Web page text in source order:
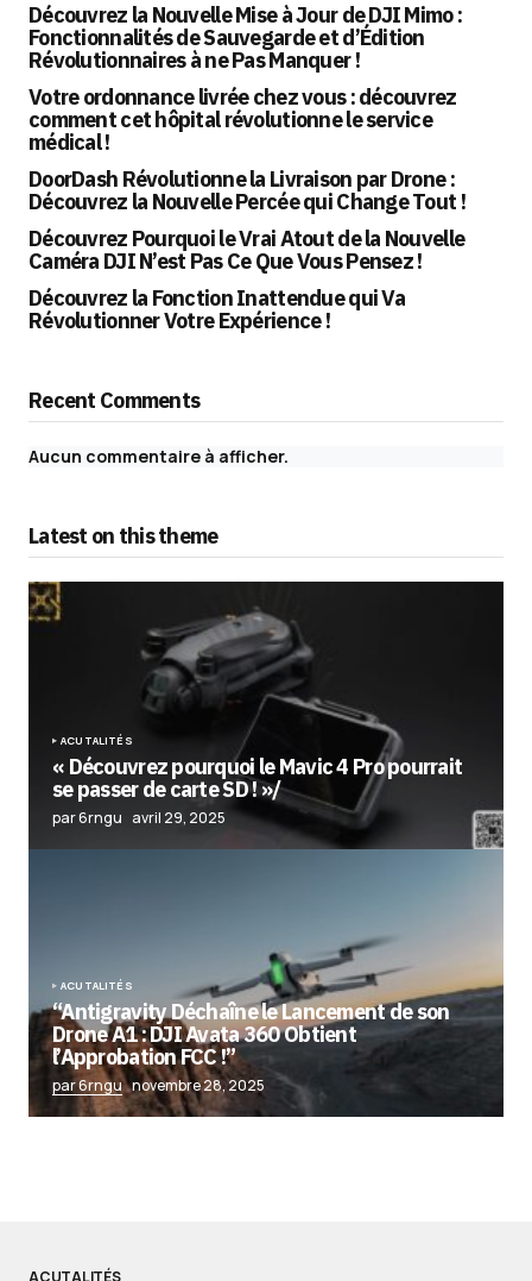
Découvrez la Nouvelle Mise à Jour de DJI Mimo :
Fonctionnalités de Sauvegarde et d’Édition
Révolutionnaires à ne Pas Manquer !
Votre ordonnance livrée chez vous : découvrez
comment cet hôpital révolutionne le service
médical !
DoorDash Révolutionne la Livraison par Drone :
Découvrez la Nouvelle Percée qui Change Tout !
Découvrez Pourquoi le Vrai Atout de la Nouvelle
Caméra DJI N’est Pas Ce Que Vous Pensez !
Découvrez la Fonction Inattendue qui Va
Révolutionner Votre Expérience !
Recent Comments
Aucun commentaire à afficher.
Latest on this theme
ACUTALITÉS
« Découvrez pourquoi le Mavic 4 Pro pourrait
se passer de carte SD ! »/
par 6rngu avril 29, 2025
ACUTALITÉS
“Antigravity Déchaîne le Lancement de son
Drone A1 : DJI Avata 360 Obtient
l’Approbation FCC !”
par 6rngu novembre 28, 2025